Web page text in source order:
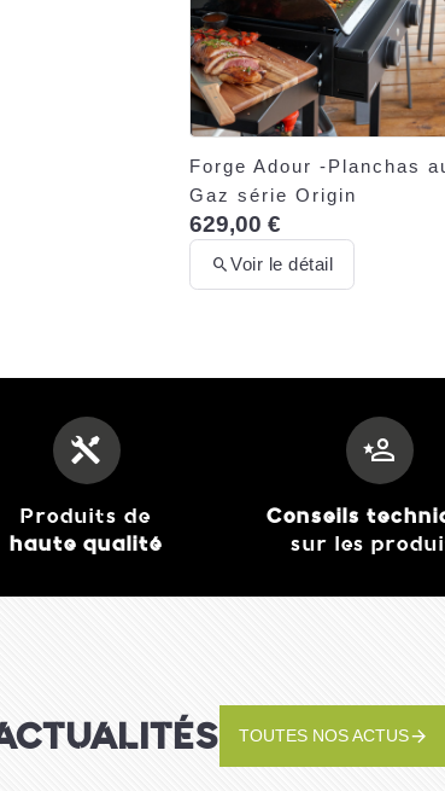
Forge Adour -Planchas
Gaz série Origin
629,00 €
Voir le détail
Produits de
haute qualité
Conseils
sur les
TOUTES NOS ACTUS